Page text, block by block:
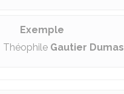
Exemple
Théophile Gautier Dumas